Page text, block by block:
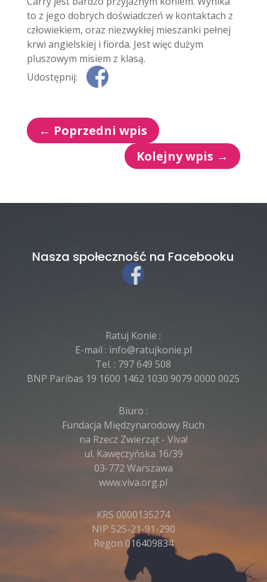
to z jego dobrych doświadczeń w kontaktach z
człowiekiem, oraz niezwykłej mieszanki pełnej
krwi angielskiej i fiorda. Jest więc dużym
pluszowym misiem z klasą.
Udostępnij:
← Poprzedni wpis
Kolejny wpis →
Nasza społeczność na Facebooku
Ratuj Konie :
E-mail : info@ratujkonie.pl
Tel. : 797 649 508
BNP Paribas 19 1600 1462 1030 9079 0000 0025
Biuro :
Fundacja Międzynarodowy Ruch
na Rzecz Zwierząt - Viva!
ul. Kawęczyńska 16/39
03-772 Warszawa
www.viva.org.pl
KRS 0000135274
NIP 525-21-91-290
Regon 016409834